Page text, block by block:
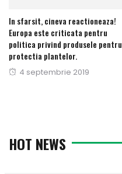
In sfarsit, cineva reactioneaza!
Europa este criticata pentru
politica privind produsele pentru
protectia plantelor.
Publicat
4 septembrie 2019
HOT NEWS